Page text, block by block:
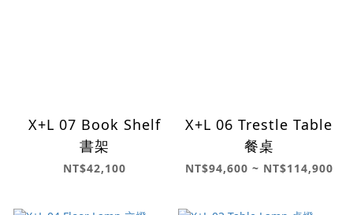
X+L 07 Book Shelf
書架
NT$42,100
X+L 06 Trestle Table
餐桌
NT$94,600 ~ NT$114,900